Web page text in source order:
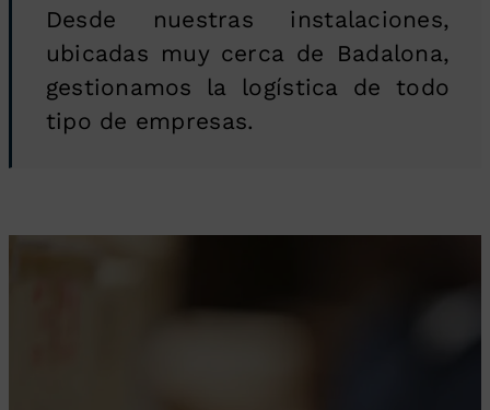
Desde nuestras instalaciones,
ubicadas muy cerca de Badalona,
gestionamos la logística de todo
tipo de empresas.